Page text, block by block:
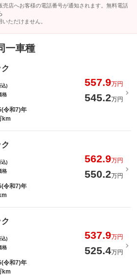
店へお客様の電話番号が通知されます。無料電話
ただけません。
一車種
込)
557.9万円
格
545.2万円
令和7)年
km
込)
562.9万円
格
550.2万円
令和7)年
込)
537.9万円
格
525.4万円
令和7)年
km